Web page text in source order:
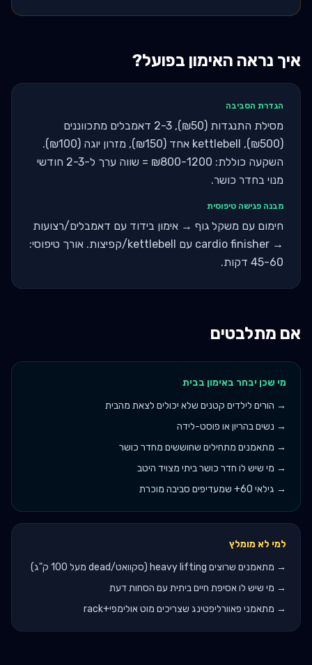
איך נראה האימון בפועל?
הגדרת הסביבה
מסילת התנגדות (₪50), 2-3 דאמבלים מתכווננים
(₪500), kettlebell אחד (₪150), מזרון יוגה (₪100).
השקעה כוללת: ₪800-1200 = שווה ערך ל-2-3 חודשי
מנוי בחדר כושר.
מבנה פגישה טיפוסית
חימום עם משקל גוף → אימון בידוד עם דאמבלים/רצועות
→ cardio finisher עם kettlebell/קפיצות. אורך טיפוסי:
45-60 דקות.
אם מתלבטים
מי שכן יבחר באימון בבית
→ הורים לילדים קטנים שלא יכולים לצאת מהבית
→ נשים בהריון או פוסט-לידה
→ מתאמנים מתחילים שחוששים מחדר כושר
→ מי שיש לו חדר כושר ביתי מצויד היטב
→ גילאי 60+ שמעדיפים סביבה מוכרת
למי לא מומלץ
→ מתאמנים שרוצים heavy lifting (סקוואט/dead מעל 100 ק"ג)
→ מי שיש לו אסיפת חיים ביתית עם הסחות דעת
→ מתאמני פאוורליפטינג שצריכים מוט אולימפי+rack